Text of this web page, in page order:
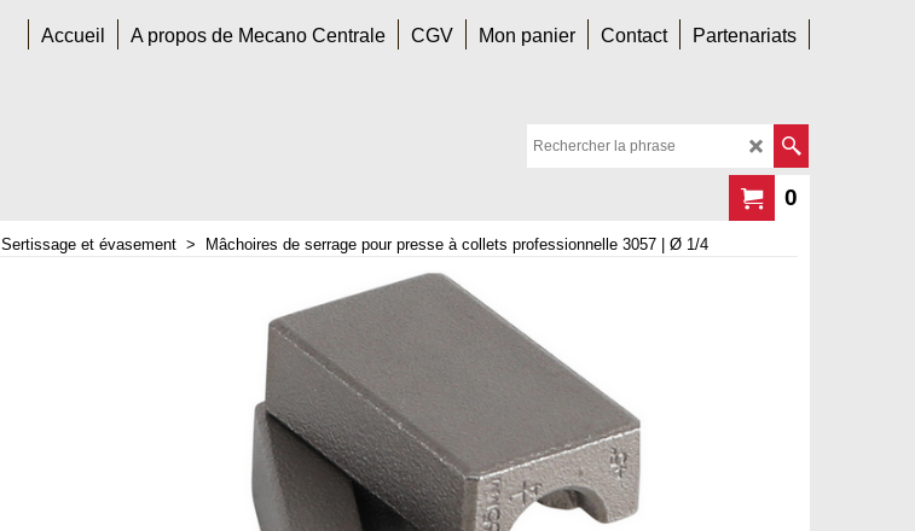
Accueil A propos de Mecano Centrale CGV Mon panier Contact Partenariats
0
Sertissage et évasement > Mâchoires de serrage pour presse à collets professionnelle 3057 | Ø 1/4